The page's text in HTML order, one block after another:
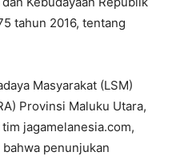
tahun 2016, tentang
Masyarakat (LSM)
Provinsi Maluku Utara,
jagamelanesia.com,
bahwa penunjukan